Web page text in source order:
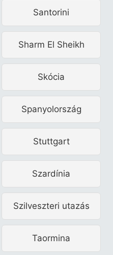
Santorini
Sharm El Sheikh
Skócia
Spanyolország
Stuttgart
Szardínia
Szilveszteri utazás
Taormina